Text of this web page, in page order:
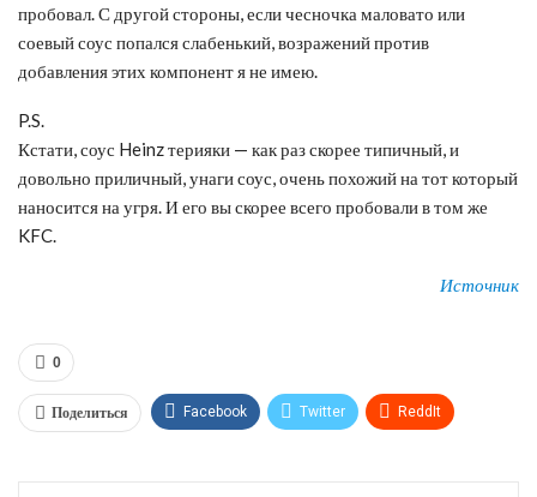
пробовал. С другой стороны, если чесночка маловато или
соевый соус попался слабенький, возражений против
добавления этих компонент я не имею.
P.S.
Кстати, соус Heinz терияки — как раз скорее типичный, и
довольно приличный, унаги соус, очень похожий на тот который
наносится на угря. И его вы скорее всего пробовали в том же
KFC.
Источник
0
Поделиться Facebook Twitter ReddIt